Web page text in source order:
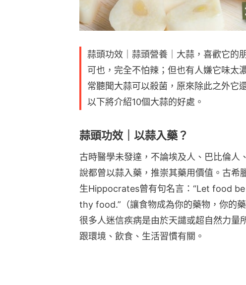
蒜頭功效｜蒜頭營養｜大蒜，喜歡它的
可也，完全不怕辣；但也有人嫌它味太
常聽聞大蒜可以殺菌，原來除此之外它
以下將介紹10個大蒜的好處。
蒜頭功效｜以蒜入藥？
古時醫學未發達，不論埃及人、巴比倫人
說都曾以蒜入藥，推崇其藥用價值。古希
生Hippocrates曾有句名言：“Let food
thy food.”（讓食物成為你的藥物，你的
很多人迷信疾病是由於天譴或超自然力
跟環境、飲食、生活習慣有關。